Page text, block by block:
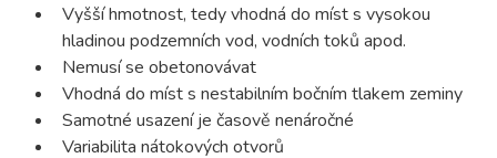
Vyšší hmotnost, tedy vhodná do míst s vysokou
hladinou podzemních vod, vodních toků apod.
Nemusí se obetonovávat
Vhodná do míst s nestabilním bočním tlakem zeminy
Samotné usazení je časově nenáročné
Variabilita nátokových otvorů